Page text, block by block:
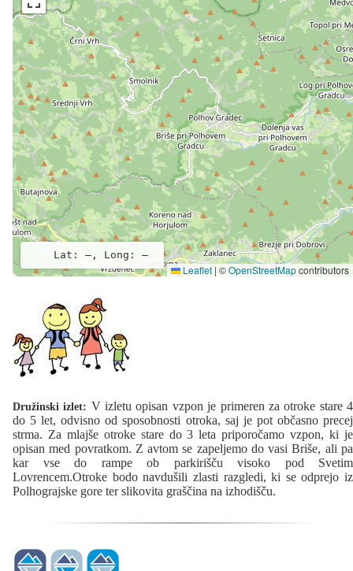
Lat: –, Long: –
Leaflet | ©OpenStreetMapcontributors
Družinski izlet: V izletu opisan vzpon je primeren za otroke stare 4
do 5 let, odvisno od sposobnosti otroka, saj je pot občasno precej
strma. Za mlajše otroke stare do 3 leta priporočamo vzpon, ki je
opisan med povratkom. Z avtom se zapeljemo do vasi Briše, ali pa
kar vse do rampe ob parkirišču visoko pod Svetim
Lovrencem.Otroke bodo navdušili zlasti razgledi, ki se odprejo iz
Polhograjske gore ter slikovita graščina na izhodišču.